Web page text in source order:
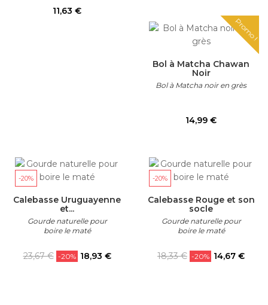
Prix
11,63 €
Promo !
Bol à Matcha Chawan
Noir
Bol à Matcha noir en grès
Prix
14,99 €
-20%
Calebasse Uruguayenne
et...
Gourde naturelle pour
boire le maté
Prix
23,67 € -20% Prix
18,93 €
-20%
Calebasse Rouge et son
socle
Gourde naturelle pour
boire le maté
Prix
18,33 € -20% Prix
14,67 €